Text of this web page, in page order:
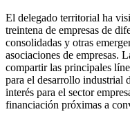
El delegado territorial ha
treintena de empresas de
consolidadas y otras
asociaciones de empresas.
compartir las principales
para el desarrollo industrial
interés para el sector
financiación próximas a